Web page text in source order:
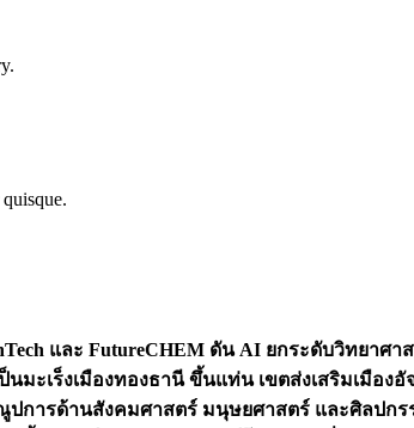
และ FutureCHEM ดัน AI ยกระดับวิทยา
นมะเร็งเมืองทองธานี ขึ้นแท่น เขตส่งเสริมเมือง
ปการด้านสังคมศาสตร์ มนุษยศาสตร์ และศิลปก